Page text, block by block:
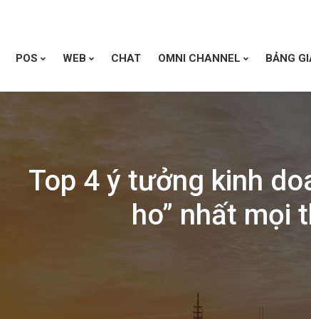
POS WEB CHAT OMNI CHANNEL BẢNG
Top 4 ý tưởng kinh
ho” nhất mọi